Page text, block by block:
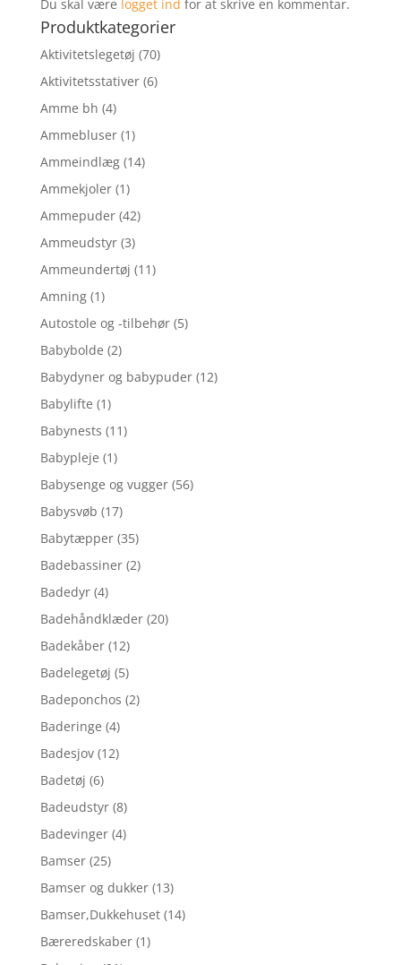
Du skal være logget ind for at skrive en kommentar.
Produktkategorier
Aktivitetslegetøj (70)
Aktivitetsstativer (6)
Amme bh (4)
Ammebluser (1)
Ammeindlæg (14)
Ammekjoler (1)
Ammepuder (42)
Ammeudstyr (3)
Ammeundertøj (11)
Amning (1)
Autostole og -tilbehør (5)
Babybolde (2)
Babydyner og babypuder (12)
Babylifte (1)
Babynests (11)
Babypleje (1)
Babysenge og vugger (56)
Babysvøb (17)
Babytæpper (35)
Badebassiner (2)
Badedyr (4)
Badehåndklæder (20)
Badekåber (12)
Badelegetøj (5)
Badeponchos (2)
Baderinge (4)
Badesjov (12)
Badetøj (6)
Badeudstyr (8)
Badevinger (4)
Bamser (25)
Bamser og dukker (13)
Bamser,Dukkehuset (14)
Bæreredskaber (1)